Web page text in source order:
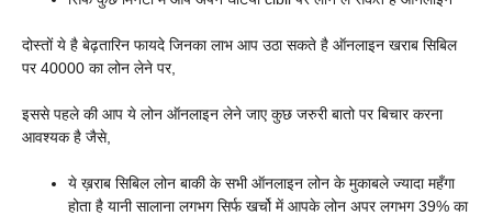
दोस्तों ये है बेढ़तारिन फायदे जिनका लाभ आप उठा सकते है ऑनलाइन खराब सिबिल
पर 40000 का लोन लेने पर,
इससे पहले की आप ये लोन ऑनलाइन लेने जाए कुछ जरुरी बातो पर बिचार करना
आवश्यक है जैसे,
ये ख़राब सिबिल लोन बाकी के सभी ऑनलाइन लोन के मुकाबले ज्यादा महँगा
होता है यानी सालाना लगभग सिर्फ खर्चो में आपके लोन अपर लगभग 39% का